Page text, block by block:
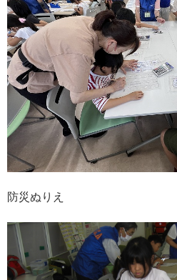
防災ぬりえ